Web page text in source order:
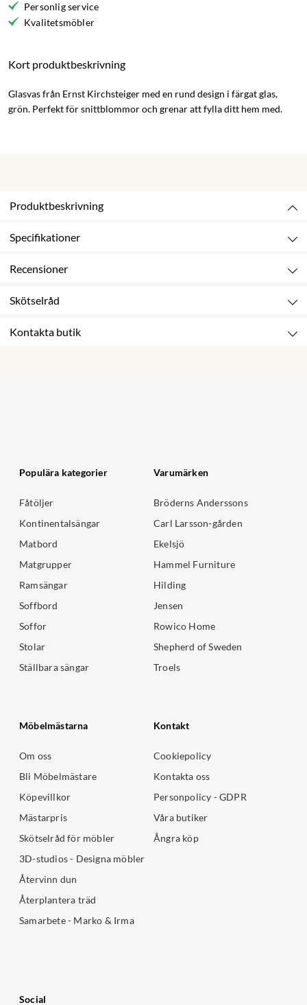
Personlig service
Kvalitetsmöbler
Kort produktbeskrivning
Glasvas från Ernst Kirchsteiger med en rund design i färgat glas,
grön. Perfekt för snittblommor och grenar att fylla ditt hem med.
Produktbeskrivning
Specifikationer
Recensioner
Skötselråd
Kontakta butik
Populära kategorier
Fåtöljer
Kontinentalsängar
Matbord
Matgrupper
Ramsängar
Soffbord
Soffor
Stolar
Ställbara sängar
Varumärken
Bröderns Anderssons
Carl Larsson-gården
Ekelsjö
Hammel Furniture
Hilding
Jensen
Rowico Home
Shepherd of Sweden
Troels
Möbelmästarna
Om oss
Bli Möbelmästare
Köpevillkor
Mästarpris
Skötselråd för möbler
3D-studios - Designa möbler
Återvinn dun
Återplantera träd
Samarbete - Marko & Irma
Kontakt
Cookiepolicy
Kontakta oss
Personpolicy - GDPR
Våra butiker
Ångra köp
Social